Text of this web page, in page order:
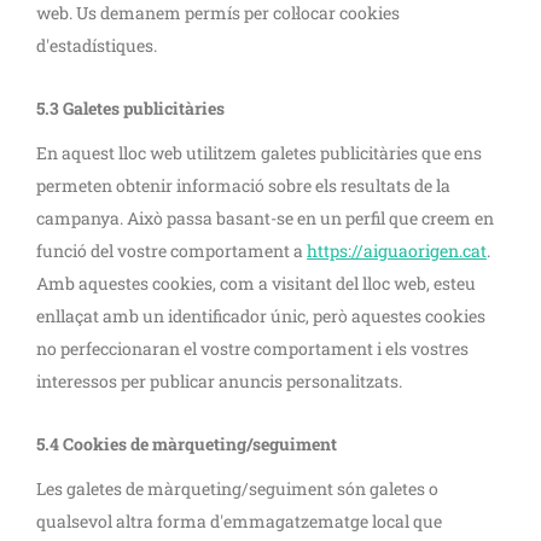
web. Us demanem permís per col·locar cookies
d'estadístiques.
5.3 Galetes publicitàries
En aquest lloc web utilitzem galetes publicitàries que ens
permeten obtenir informació sobre els resultats de la
campanya. Això passa basant-se en un perfil que creem en
funció del vostre comportament ahttps://aiguaorigen.cat.
Amb aquestes cookies, com a visitant del lloc web, esteu
enllaçat amb un identificador únic, però aquestes cookies
no perfeccionaran el vostre comportament i els vostres
interessos per publicar anuncis personalitzats.
5.4 Cookies de màrqueting/seguiment
Les galetes de màrqueting/seguiment són galetes o
qualsevol altra forma d'emmagatzematge local que